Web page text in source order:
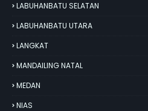
LABUHANBATU SELATAN
LABUHANBATU UTARA
LANGKAT
MANDAILING NATAL
MEDAN
NIAS